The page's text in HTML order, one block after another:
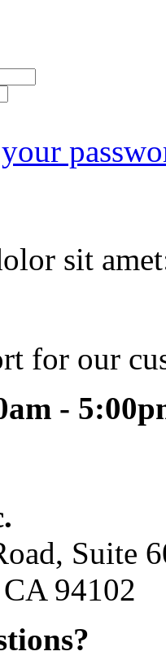
sit
for our
-
Suite
94102